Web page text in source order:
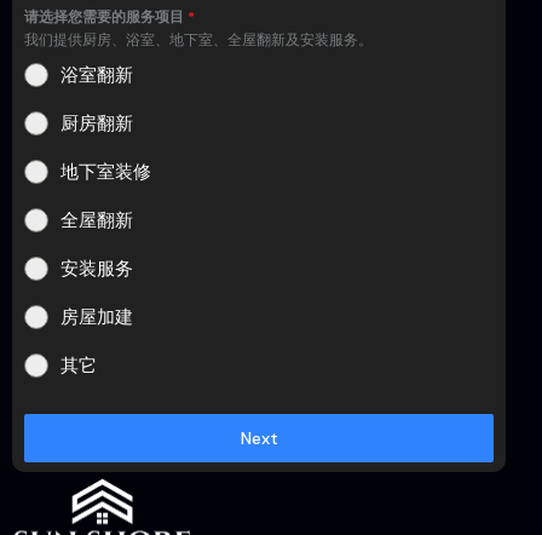
请选择您需要的服务项目 *
我们提供厨房、浴室、地下室、全屋翻新及安装服务。
浴室翻新
厨房翻新
地下室装修
全屋翻新
安装服务
房屋加建
其它
Next